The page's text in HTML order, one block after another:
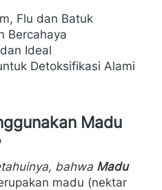
Flu dan Batuk
Bercahaya
Ideal
Detoksifikasi Alami
Madu
bahwa Madu
madu (nektar